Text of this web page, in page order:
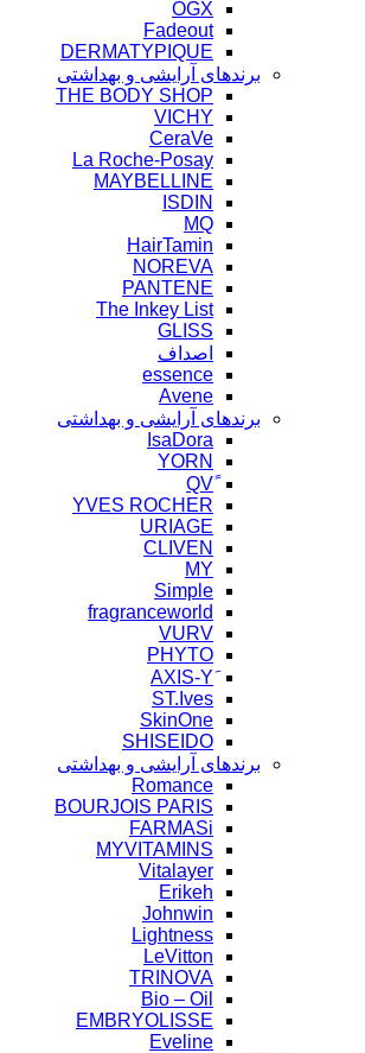
OGX
Fadeout
DERMATYPIQUE
برندهای آرایشی و بهداشتی
THE BODY SHOP
VICHY
CeraVe
La Roche-Posay
MAYBELLINE
ISDIN
MQ
HairTamin
NOREVA
PANTENE
The Inkey List
GLISS
اصداف
essence
Avene
برندهای آرایشی و بهداشتی
IsaDora
YORN
YVES ROCHER
URIAGE
CLIVEN
MY
Simple
fragranceworld
VURV
PHYTO
ST.Ives
SkinOne
SHISEIDO
برندهای آرایشی و بهداشتی
Romance
BOURJOIS PARIS
FARMASi
MYVITAMINS
Vitalayer
Erikeh
Johnwin
Lightness
LeVitton
TRINOVA
Bio – Oil
EMBRYOLISSE
Eveline